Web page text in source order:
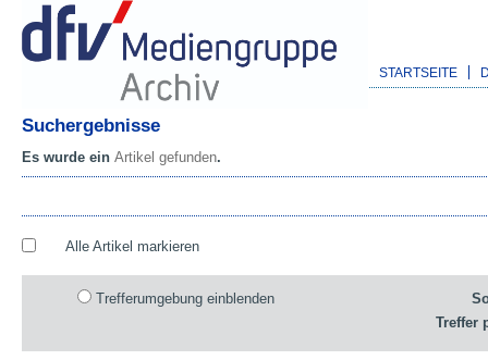
STARTSEITE
Suchergebnisse
Es wurde ein Artikel gefunden.
Alle Artikel markieren
Trefferumgebung einblenden
Treffer